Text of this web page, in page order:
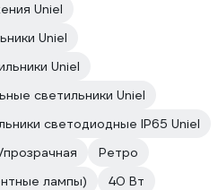
Uniel
Uniel
Uniel
светильники Uniel
светодиодные IP65 Uniel
прозрачная
Ретро
лампы)
40 Вт